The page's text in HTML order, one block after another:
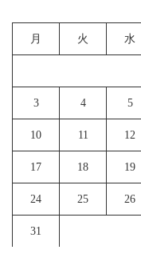
月 火 水
3 4 5
10 11 12
17 18 19
24 25 26
31